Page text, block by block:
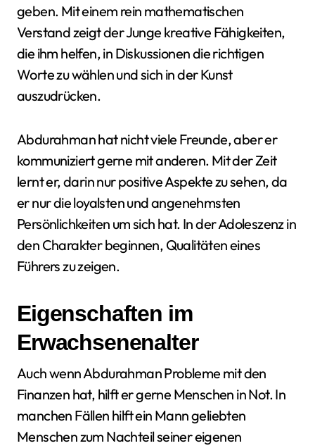
geben. Mit einem rein mathematischen
Verstand zeigt der Junge kreative Fähigkeiten,
die ihm helfen, in Diskussionen die richtigen
Worte zu wählen und sich in der Kunst
auszudrücken.
Abdurahman hat nicht viele Freunde, aber er
kommuniziert gerne mit anderen. Mit der Zeit
lernt er, darin nur positive Aspekte zu sehen, da
er nur die loyalsten und angenehmsten
Persönlichkeiten um sich hat. In der Adoleszenz in
den Charakter beginnen, Qualitäten eines
Führers zu zeigen.
Eigenschaften im
Erwachsenenalter
Auch wenn Abdurahman Probleme mit den
Finanzen hat, hilft er gerne Menschen in Not. In
manchen Fällen hilft ein Mann geliebten
Menschen zum Nachteil seiner eigenen